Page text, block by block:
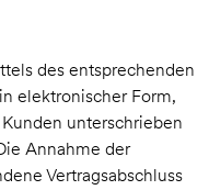
des entsprechenden
elektronischer Form,
unterschrieben
Annahme der
Vertragsabschluss